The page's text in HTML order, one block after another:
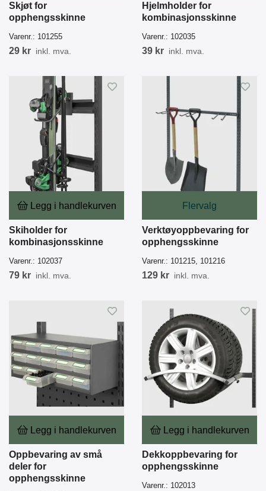
Skjøt for
opphengsskinne
Varenr.: 101255
29 kr inkl. mva.
Hjelmholder for
kombinasjonsskinne
Varenr.: 102035
39 kr inkl. mva.
Legg i handlekurven
Skiholder for
kombinasjonsskinne
Varenr.: 102037
79 kr inkl. mva.
Flervalg
Verktøyoppbevaring for
opphengsskinne
Varenr.: 101215, 101216
129 kr inkl. mva.
Legg i handlekurven
Oppbevaring av små
deler for
opphengsskinne
Legg i handlekurven
Dekkoppbevaring for
opphengsskinne
Varenr.: 102013